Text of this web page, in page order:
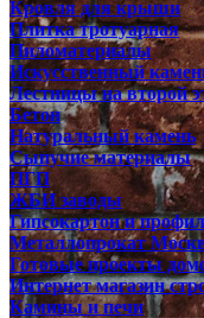
Кровля для крыши
Плитка тротуарная
Пиломатериалы
Искусственный
Лестницы на второй
Бетон
Натуральный камень
Сыпучие материалы
ПГП
ЖБИ заводы
Гипсокартон и
Металлопрокат
Готовые проекты
Интернет магазин
Камины и печи